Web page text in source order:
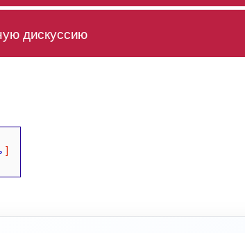
дискуссию